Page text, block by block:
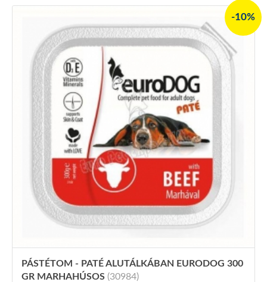
-10%
PÁSTÉTOM - PATÉ ALUTÁLKÁBAN EURODOG 300
GR MARHAHÚSOS (30984)